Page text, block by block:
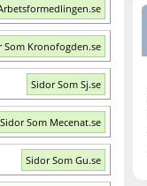
Som Kronofogden.se
Sidor Som Sj.se
Sidor Som Mecenat.se
Sidor Som Gu.se